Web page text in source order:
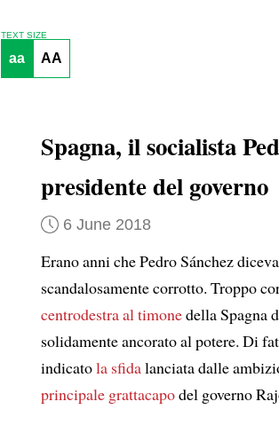
TEXT SIZE
aa AA
Spagna, il socialista
presidente del governo
6 June 2018
Erano anni che Pedro Sánchez
scandalosamente corrotto. Troppo
centrodestraal timonedella Spagna
solidamente ancorato al potere. Di
indicatola sfidalanciata dalle
principale grattacapodel governo